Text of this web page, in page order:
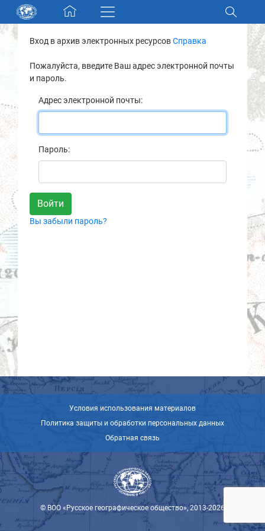
Skip navigation
Разделы и коллекции
Электронный каталог
Новости
О нас
Контакты
Партнеры
Вход в архив электронных ресурсовСправка
Пожалуйста, введите Ваш адрес электронной почты
и пароль.
Адрес электронной почты:
Пароль:
Вы забыли пароль?
Условия использования материалов
Политика защиты и обработки персональных данных
Обратная связь
© ВОО «Русское географическое общество», 2013-2026